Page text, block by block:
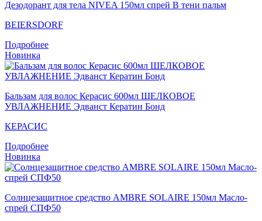
Дезодорант для тела NIVEA 150мл спрей В тени пальм
BEIERSDORF
Подробнее
Новинка
Бальзам для волос Керасис 600мл ШЕЛКОВОЕ
УВЛАЖНЕНИЕ Эдванст Кератин Бонд
КЕРАСИС
Подробнее
Новинка
Солнцезащитное средство AMBRE SOLAIRE 150мл Масло-
спрей СПФ50